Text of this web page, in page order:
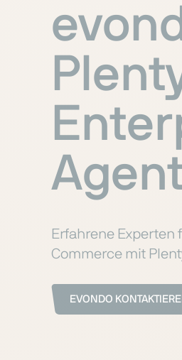
Erfahrene Experten
Commerce mit
EVONDO